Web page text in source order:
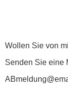
Wollen Sie von
Senden Sie eine